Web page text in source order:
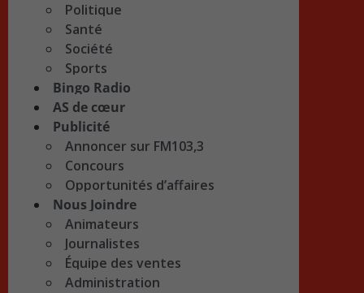
Politique
Santé
Société
Sports
Bingo Radio
AS de cœur
Publicité
Annoncer sur FM103,3
Concours
Opportunités d’affaires
Nous Joindre
Animateurs
Journalistes
Équipe des ventes
Administration